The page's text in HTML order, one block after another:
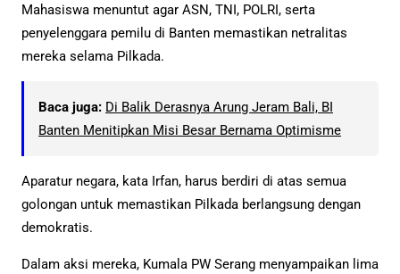
Mahasiswa menuntut agar ASN, TNI, POLRI, serta
penyelenggara pemilu di Banten memastikan netralitas
mereka selama Pilkada.
Baca juga: Di Balik Derasnya Arung Jeram Bali, BI
Banten Menitipkan Misi Besar Bernama Optimisme
Aparatur negara, kata Irfan, harus berdiri di atas semua
golongan untuk memastikan Pilkada berlangsung dengan
demokratis.
Dalam aksi mereka, Kumala PW Serang menyampaikan lima